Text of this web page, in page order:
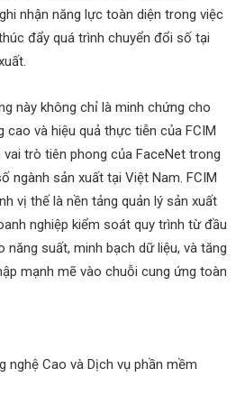
nhận năng lực toàn diện trong việc
đẩy quá trình chuyển đổi số tại
này không chỉ là minh chứng cho
cao và hiệu quả thực tiễn của FCIM
vai trò tiên phong của FaceNet trong
ngành sản xuất tại Việt Nam. FCIM
vị thế là nền tảng quản lý sản xuất
nghiệp kiểm soát quy trình từ đầu
năng suất, minh bạch dữ liệu, và tăng
mạnh mẽ vào chuỗi cung ứng toàn
nghệ Cao và Dịch vụ phần mềm